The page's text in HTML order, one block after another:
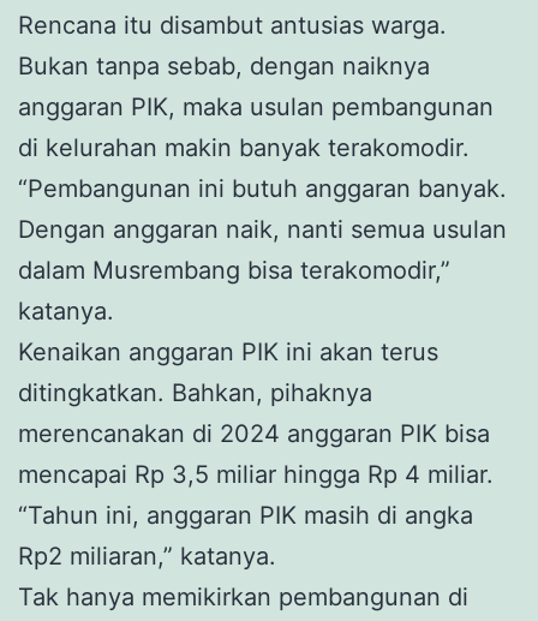
Rencana itu disambut antusias warga.
Bukan tanpa sebab, dengan naiknya
anggaran PIK, maka usulan pembangunan
di kelurahan makin banyak terakomodir.
“Pembangunan ini butuh anggaran banyak.
Dengan anggaran naik, nanti semua usulan
dalam Musrembang bisa terakomodir,”
katanya.
Kenaikan anggaran PIK ini akan terus
ditingkatkan. Bahkan, pihaknya
merencanakan di 2024 anggaran PIK bisa
mencapai Rp 3,5 miliar hingga Rp 4 miliar.
“Tahun ini, anggaran PIK masih di angka
Rp2 miliaran,” katanya.
Tak hanya memikirkan pembangunan di